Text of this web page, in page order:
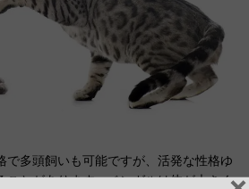
で多頭飼いも可能ですが、活発な性格ゆ
ことがあります。ベンガルは体が大きく